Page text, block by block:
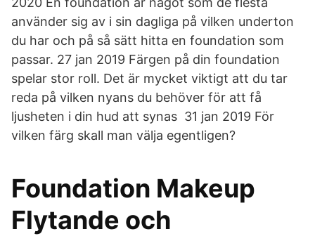
använder sig av i sin dagliga på vilken underton
du har och på så sätt hitta en foundation som
passar. 27 jan 2019 Färgen på din foundation
spelar stor roll. Det är mycket viktigt att du tar
reda på vilken nyans du behöver för att få
ljusheten i din hud att synas 31 jan 2019 För
vilken färg skall man välja egentligen?
Foundation Makeup
Flytande och